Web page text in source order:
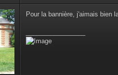
Pour la bannière, j'aimais bien